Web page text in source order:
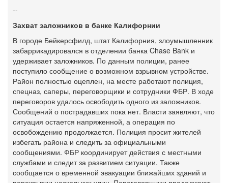
--
Захват заложников в банке Калифорнии
В городе Бейкерсфилд, штат Калифорния, злоумышленник
забаррикадировался в отделении банка Chase Bank и
удерживает заложников. По данным полиции, ранее
поступило сообщение о возможном взрывном устройстве.
Район полностью оцеплен, на месте работают полиция,
спецназ, саперы, переговорщики и сотрудники ФБР. В ходе
переговоров удалось освободить одного из заложников.
Сообщений о пострадавших пока нет. Власти заявляют, что
ситуация остается напряженной, а операция по
освобождению продолжается. Полиция просит жителей
избегать района и следить за официальными
сообщениями. ФБР координирует действия с местными
службами и следит за развитием ситуации. Также
сообщается о временной эвакуации ближайших зданий и